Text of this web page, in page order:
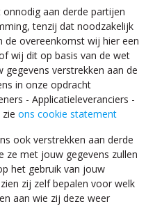
aan derde partijen
tenzij dat noodzakelijk
de overeenkomst wij hier een
wij dit op basis van de wet
verstrekken aan de
in onze opdracht
- Applicatieleveranciers -
ons cookie statement
ook verstrekken aan derde
ze met jouw gegevens zullen
het gebruik van jouw
zij zelf bepalen voor welk
aan wie zij deze weer